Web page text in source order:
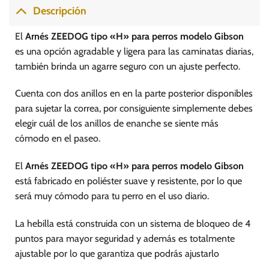
variantes.
opciones
pueden
elegir
la
página
de
Descripción
El Arnés ZEEDOG tipo «H» para perros modelo Gibson
es una opción agradable y ligera para las caminatas diarias,
también brinda un agarre seguro con un ajuste perfecto.
Cuenta con dos anillos en en la parte posterior disponibles
para sujetar la correa, por consiguiente simplemente debes
elegir cuál de los anillos de enanche se siente más
cómodo en el paseo.
El Arnés ZEEDOG tipo «H» para perros modelo Gibson
está fabricado en poliéster suave y resistente, por lo que
será muy cómodo para tu perro en el uso diario.
La hebilla está construida con un sistema de bloqueo de 4
puntos para mayor seguridad y además es totalmente
ajustable por lo que garantiza que podrás ajustarlo